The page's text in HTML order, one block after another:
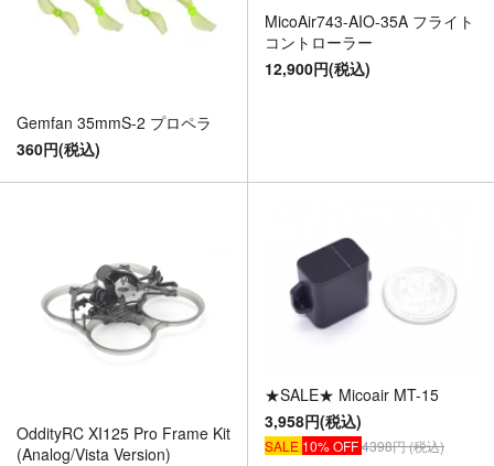
Gemfan 35mmS-2 プロペラ
360円(税込)
MicoAir743-AIO-35A フライト
コントローラー
12,900円(税込)
OddityRC XI125 Pro Frame Kit
(Analog/Vista Version)
★SALE★ Micoair MT-15
3,958円(税込)
SALE 10% OFF4398円 (税込)